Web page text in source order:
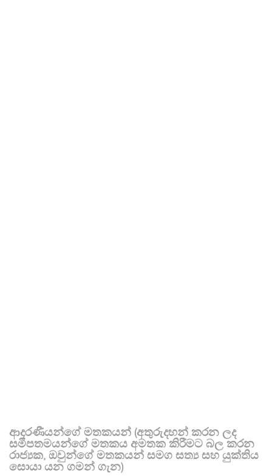
ආදරණීයන්ගේ මතකයන් (අතුරුදහන් කරන ලද
සමීපතමයන්ගේ මතකය අමතක කිරීමට බල කරන
රාජ්‍යක, ඔවුන්ගේ මතකයන් සමග සත්‍ය සහ යුක්තිය
සොයා යන ගමන් ගැන)